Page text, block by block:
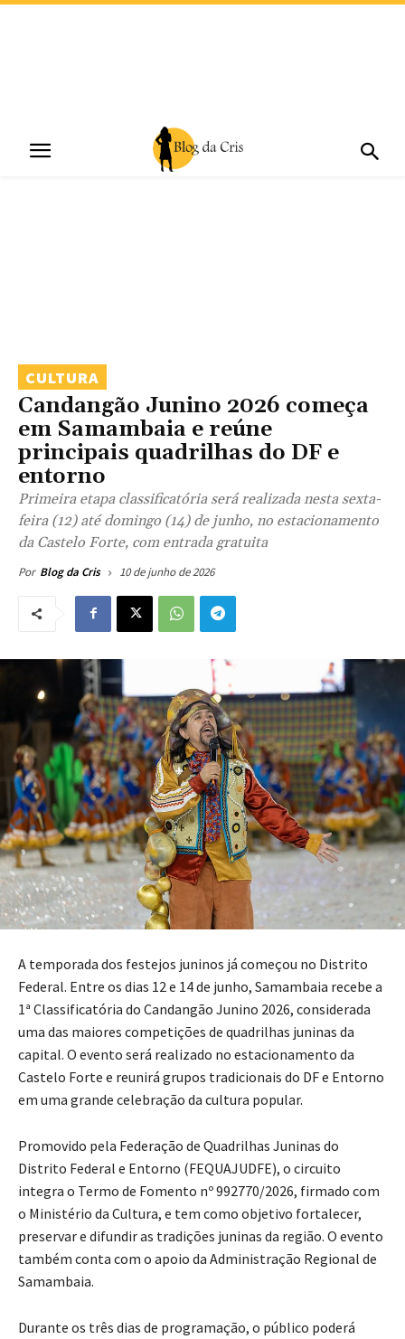
CULTURA
Candangão Junino 2026 começa
em Samambaia e reúne
principais quadrilhas do DF e
entorno
Primeira etapa classificatória será realizada nesta sexta-
feira (12) até domingo (14) de junho, no estacionamento
da Castelo Forte, com entrada gratuita
Por Blog da Cris 10 de junho de 2026
A temporada dos festejos juninos já começou no Distrito
Federal. Entre os dias 12 e 14 de junho, Samambaia recebe a
1ª Classificatória do Candangão Junino 2026, considerada
uma das maiores competições de quadrilhas juninas da
capital. O evento será realizado no estacionamento da
Castelo Forte e reunirá grupos tradicionais do DF e Entorno
em uma grande celebração da cultura popular.
Promovido pela Federação de Quadrilhas Juninas do
Distrito Federal e Entorno (FEQUAJUDFE), o circuito
integra o Termo de Fomento nº 992770/2026, firmado com
o Ministério da Cultura, e tem como objetivo fortalecer,
preservar e difundir as tradições juninas da região. O evento
também conta com o apoio da Administração Regional de
Samambaia.
Durante os três dias de programação, o público poderá